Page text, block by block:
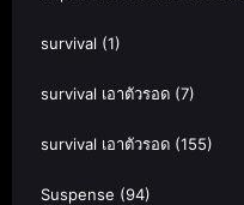
survival (1)
survival เอาตัวรอด (7)
survival เอาตัวรอด (155)
Suspense (94)